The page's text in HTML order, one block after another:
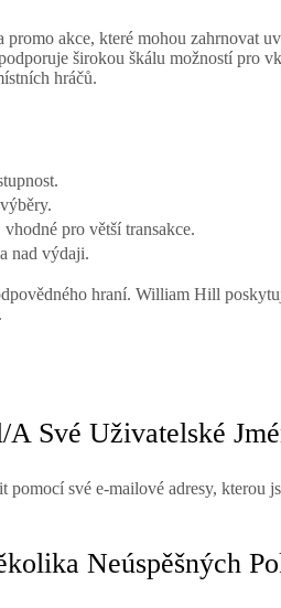
akce, které mohou zahrnovat
širokou škálu možností
hráčů.
pro větší transakce.
nad výdaji.
hraní. William Hill
Své Uživatelské
pomocí své e-mailové adresy,
Neúspěšných